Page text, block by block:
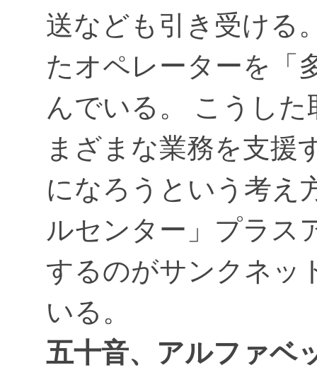
送なども引き受ける
たオペレーターを「
んでいる。 こうし
まざまな業務を支援
になろうという考え
ルセンター」プラス
するのがサンクネッ
いる。
五十音、アルファベ